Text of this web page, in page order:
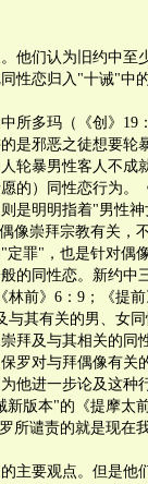
们认为旧约中至
性恋归入"十诫"中
多玛（《创》19
的是邪恶之徒想要轮
轮暴男性客人不成
的）同性恋行为。
是明明指着"男性
像崇拜宗教有关，
罪"，也是针对偶
的同性恋。新约中
林前》6：9；《提
与其有关的男、女
拜及与其相关的同
罗对与拜偶像有关
他进一步论及这种
版本"的《提摩太
所谴责的就是现在
要观点。但是他